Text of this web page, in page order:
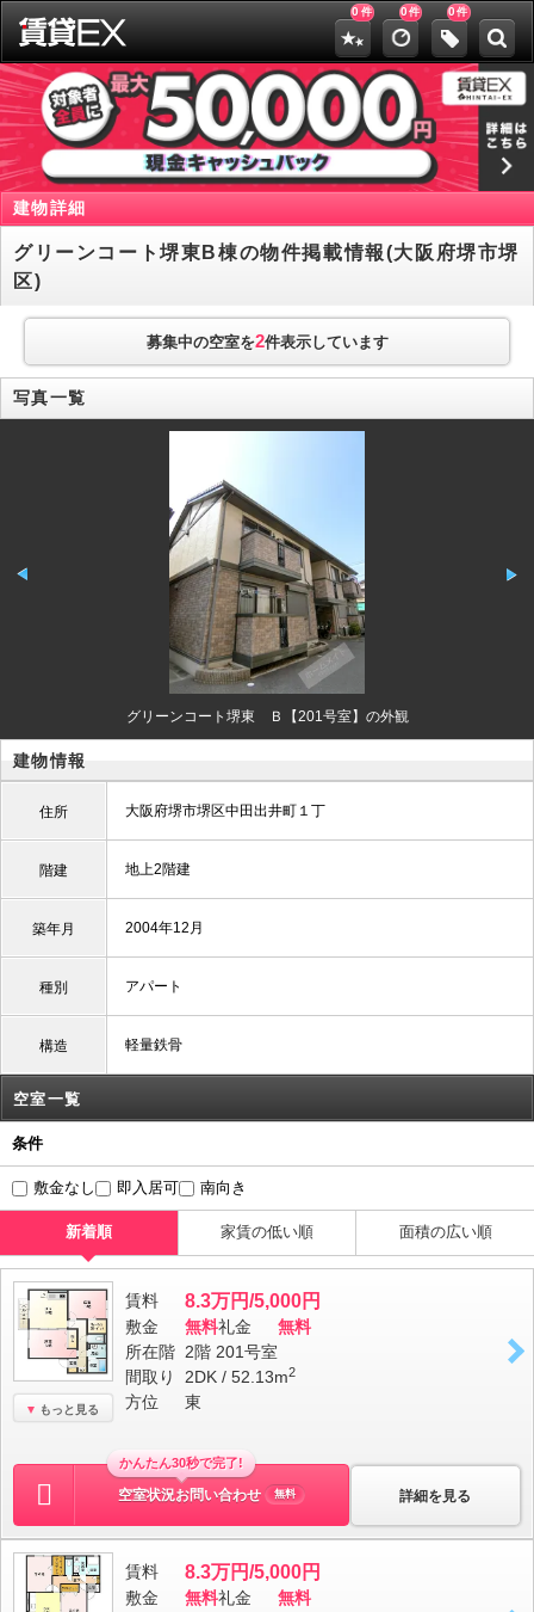
0 件 0件 0件
建物詳細
グリーンコート堺東B棟の物件掲載情報(大阪府堺市堺
区)
募集中の空室を2件表示しています
写真一覧
グリーンコート堺東 Ｂ【201号室】の外観
建物情報
住所 大阪府堺市堺区中田出井町１丁
階建 地上2階建
築年月 2004年12月
種別 アパート
構造 軽量鉄骨
空室一覧
条件
敷金なし 即入居可 南向き
新着順 家賃の低い順 面積の広い順
もっと見る
賃料 8.3万円/5,000円
敷金 無料礼金
無料
所在階 2階 201号室
間取り
2DK / 52.13m2
方位 東
詳細を見る
かんたん30秒で完了!
空室状況お問い合わせ 無料
賃料 8.3万円/5,000円
敷金 無料礼金
無料